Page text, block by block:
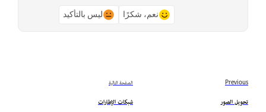
نعم، شكرًا ليس بالتأكيد
Previous
تحويل الصور
الصفحة التالية
شبكات الإطارات